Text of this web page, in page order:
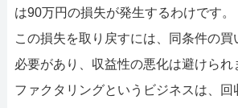
は90万円の損失が発生するわけです。
この損失を取り戻すには、同条件の買
必要があり、収益性の悪化は避けられ
ファクタリングというビジネスは、回